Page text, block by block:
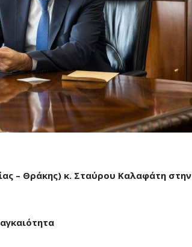
– Θράκης) κ. Σταύρου Καλαφάτη στην